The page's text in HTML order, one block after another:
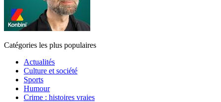
Catégories les plus populaires
Actualités
Culture et société
Sports
Humour
Crime : histoires vraies